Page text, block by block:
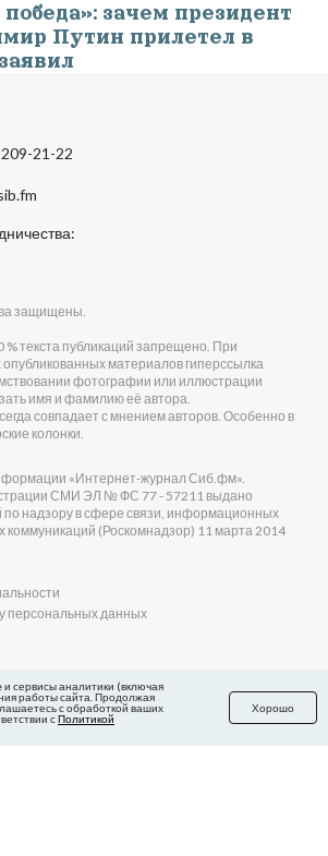
зачем президент
Путин прилетел в
21-22
защищены.
текста публикаций запрещено. При
материалов гиперссылка
фотографии или иллюстрации
имя и фамилию её автора.
совпадает с мнением авторов. Особенно в
колонки.
«Интернет-журнал Сиб.фм».
СМИ ЭЛ № ФС 77 - 57211 выдано
надзору в сфере связи, информационных
коммуникаций (Роскомнадзор) 11 марта 2014
персональных данных
сервисы аналитики (включая
работы сайта. Продолжая
с обработкой ваших
сПолитикой
Хорошо